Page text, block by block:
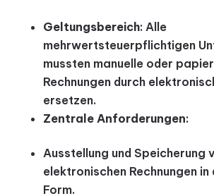
Geltungsbereich: Alle
mehrwertsteuerpflichtigen
mussten manuelle oder
Rechnungen durch
ersetzen.
Zentrale Anforderungen:
Ausstellung und Speicherung
elektronischen Rechnungen
Form.